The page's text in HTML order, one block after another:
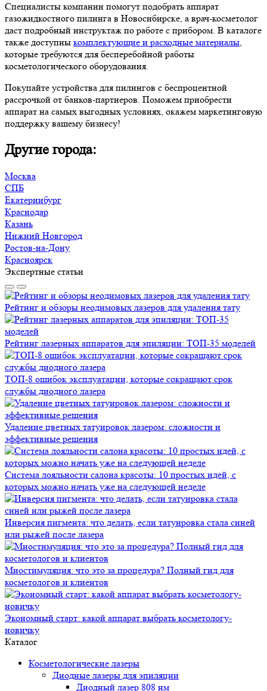
Специалисты компании помогут подобрать аппарат
газожидкостного пилинга в Новосибирске, а врач-косметолог
даст подробный инструктаж по работе с прибором. В каталоге
также доступны комплектующие и расходные материалы,
которые требуются для бесперебойной работы
косметологического оборудования.
Покупайте устройства для пилингов с беспроцентной
рассрочкой от банков-партнеров. Поможем приобрести
аппарат на самых выгодных условиях, окажем маркетинговую
поддержку вашему бизнесу!
Другие города:
Москва
СПБ
Екатеринбург
Краснодар
Казань
Нижний Новгород
Ростов-на-Дону
Красноярск
Экспертные статьи
Рейтинг и обзоры неодимовых лазеров для удаления тату
Рейтинг лазерных аппаратов для эпиляции: ТОП-35 моделей
ТОП-8 ошибок эксплуатации, которые сокращают срок
службы диодного лазера
Удаление цветных татуировок лазером: сложности и
эффективные решения
Система лояльности салона красоты: 10 простых идей, с
которых можно начать уже на следующей неделе
Инверсия пигмента: что делать, если татуировка стала синей
или рыжей после лазера
Миостимуляция: что это за процедура? Полный гид для
косметологов и клиентов
Экономный старт: какой аппарат выбрать косметологу-
новичку
Каталог
Косметологические лазеры
Диодные лазеры для эпиляции
Диодный лазер 808 нм